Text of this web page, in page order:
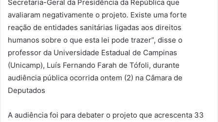
Secretaria-Geral da Presidência da República que
avaliaram negativamente o projeto. Existe uma forte
reação de entidades sanitárias ligadas aos direitos
humanos sobre o que esta lei pode trazer”, disse o
professor da Universidade Estadual de Campinas
(Unicamp), Luís Fernando Farah de Tófoli, durante
audiência pública ocorrida ontem (2) na Câmara de
Deputados
A audiência foi para debater o projeto que acrescenta 33